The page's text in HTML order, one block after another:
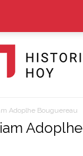
Historia
Adoplhe Bouguereau
Adoplhe